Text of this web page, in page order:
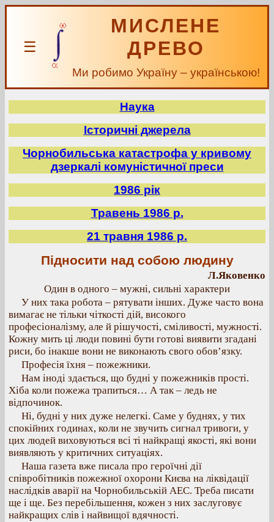
☰
МИСЛЕНЕ
ДРЕВО
Ми робимо Україну – українською!
Наука
Історичні джерела
Чорнобильська катастрофа у кривому
дзеркалі комуністичної преси
1986 рік
Травень 1986 р.
21 травня 1986 р.
Підносити над собою людину
Л.Яковенко
Один в одного – мужні, сильні характери
У них така робота – рятувати інших. Дуже часто вона
вимагає не тільки чіткості дій, високого
професіоналізму, але й рішучості, сміливості, мужності.
Кожну мить ці люди повині бути готові виявити згадані
риси, бо інакше вони не виконають свого обов’язку.
Професія їхня – пожежники.
Нам іноді здається, що будні у пожежників прості.
Хіба коли пожежа трапиться… А так – ледь не
відпочинок.
Ні, будні у них дуже нелегкі. Саме у буднях, у тих
спокійних годинах, коли не звучить сигнал тривоги, у
цих людей виховуються всі ті найкращі якості, які вони
виявляють у критичних ситуаціях.
Наша газета вже писала про героїчні дії
співробітників пожежної охорони Києва на ліквідації
наслідків аварії на Чорнобильській АЕС. Треба писати
ще і ще. Без перебільшення, кожен з них заслуговує
найкращих слів і найвищої вдячності.